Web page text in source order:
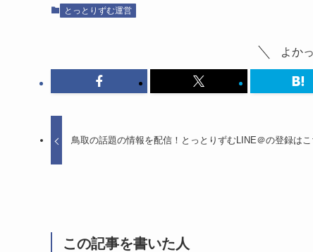
とっとりずむ運営
よか
鳥取の話題の情報を配信！とっとりずむLINE＠の登録はこ
この記事を書いた人